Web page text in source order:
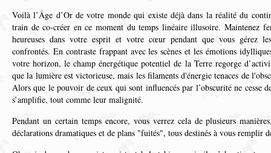
Voilà l’Âge d’Or de votre monde qui existe déjà dans la réalité du
train de co-créer en ce moment du temps linéaire illusoire. Maintenez
heureuses dans votre esprit et votre cœur pendant que vous gérez
confrontés. En contraste frappant avec les scènes et les émotions
votre horizon, le champ énergétique potentiel de la Terre regorge
que la lumière est victorieuse, mais les filaments d'énergie tenaces de
Alors que le pouvoir de ceux qui sont influencés par l’obscurité ne cesse
s’amplifie, tout comme leur malignité.
Pendant un certain temps encore, vous verrez cela de plusieurs
déclarations dramatiques et de plans "fuités", tous destinés à vous remplir